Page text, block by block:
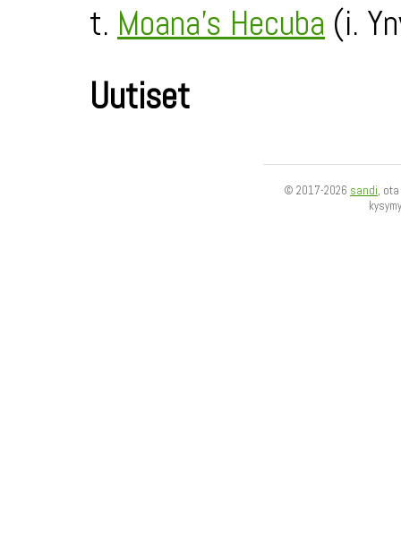
t. Moana's Hecuba (i.
Uutiset
© 2017-2026 sandi,